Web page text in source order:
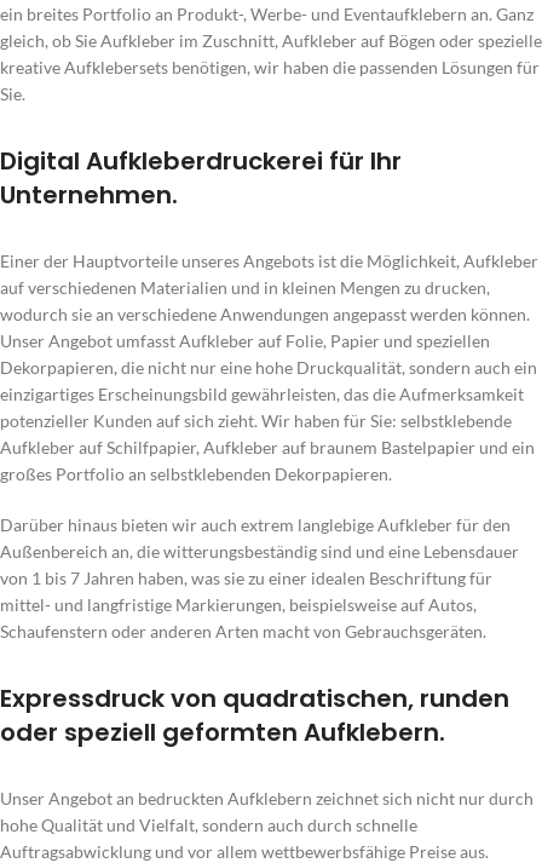
ein breites Portfolio an Produkt-, Werbe- und Eventaufklebern an. Ganz
gleich, ob Sie Aufkleber im Zuschnitt, Aufkleber auf Bögen oder spezielle
kreative Aufklebersets benötigen, wir haben die passenden Lösungen für
Sie.
Digital Aufkleberdruckerei für Ihr
Unternehmen.
Einer der Hauptvorteile unseres Angebots ist die Möglichkeit, Aufkleber
auf verschiedenen Materialien und in kleinen Mengen zu drucken,
wodurch sie an verschiedene Anwendungen angepasst werden können.
Unser Angebot umfasst Aufkleber auf Folie, Papier und speziellen
Dekorpapieren, die nicht nur eine hohe Druckqualität, sondern auch ein
einzigartiges Erscheinungsbild gewährleisten, das die Aufmerksamkeit
potenzieller Kunden auf sich zieht. Wir haben für Sie: selbstklebende
Aufkleber auf Schilfpapier, Aufkleber auf braunem Bastelpapier und ein
großes Portfolio an selbstklebenden Dekorpapieren.
Darüber hinaus bieten wir auch extrem langlebige Aufkleber für den
Außenbereich an, die witterungsbeständig sind und eine Lebensdauer
von 1 bis 7 Jahren haben, was sie zu einer idealen Beschriftung für
mittel- und langfristige Markierungen, beispielsweise auf Autos,
Schaufenstern oder anderen Arten macht von Gebrauchsgeräten.
Expressdruck von quadratischen, runden
oder speziell geformten Aufklebern.
Unser Angebot an bedruckten Aufklebern zeichnet sich nicht nur durch
hohe Qualität und Vielfalt, sondern auch durch schnelle
Auftragsabwicklung und vor allem wettbewerbsfähige Preise aus.